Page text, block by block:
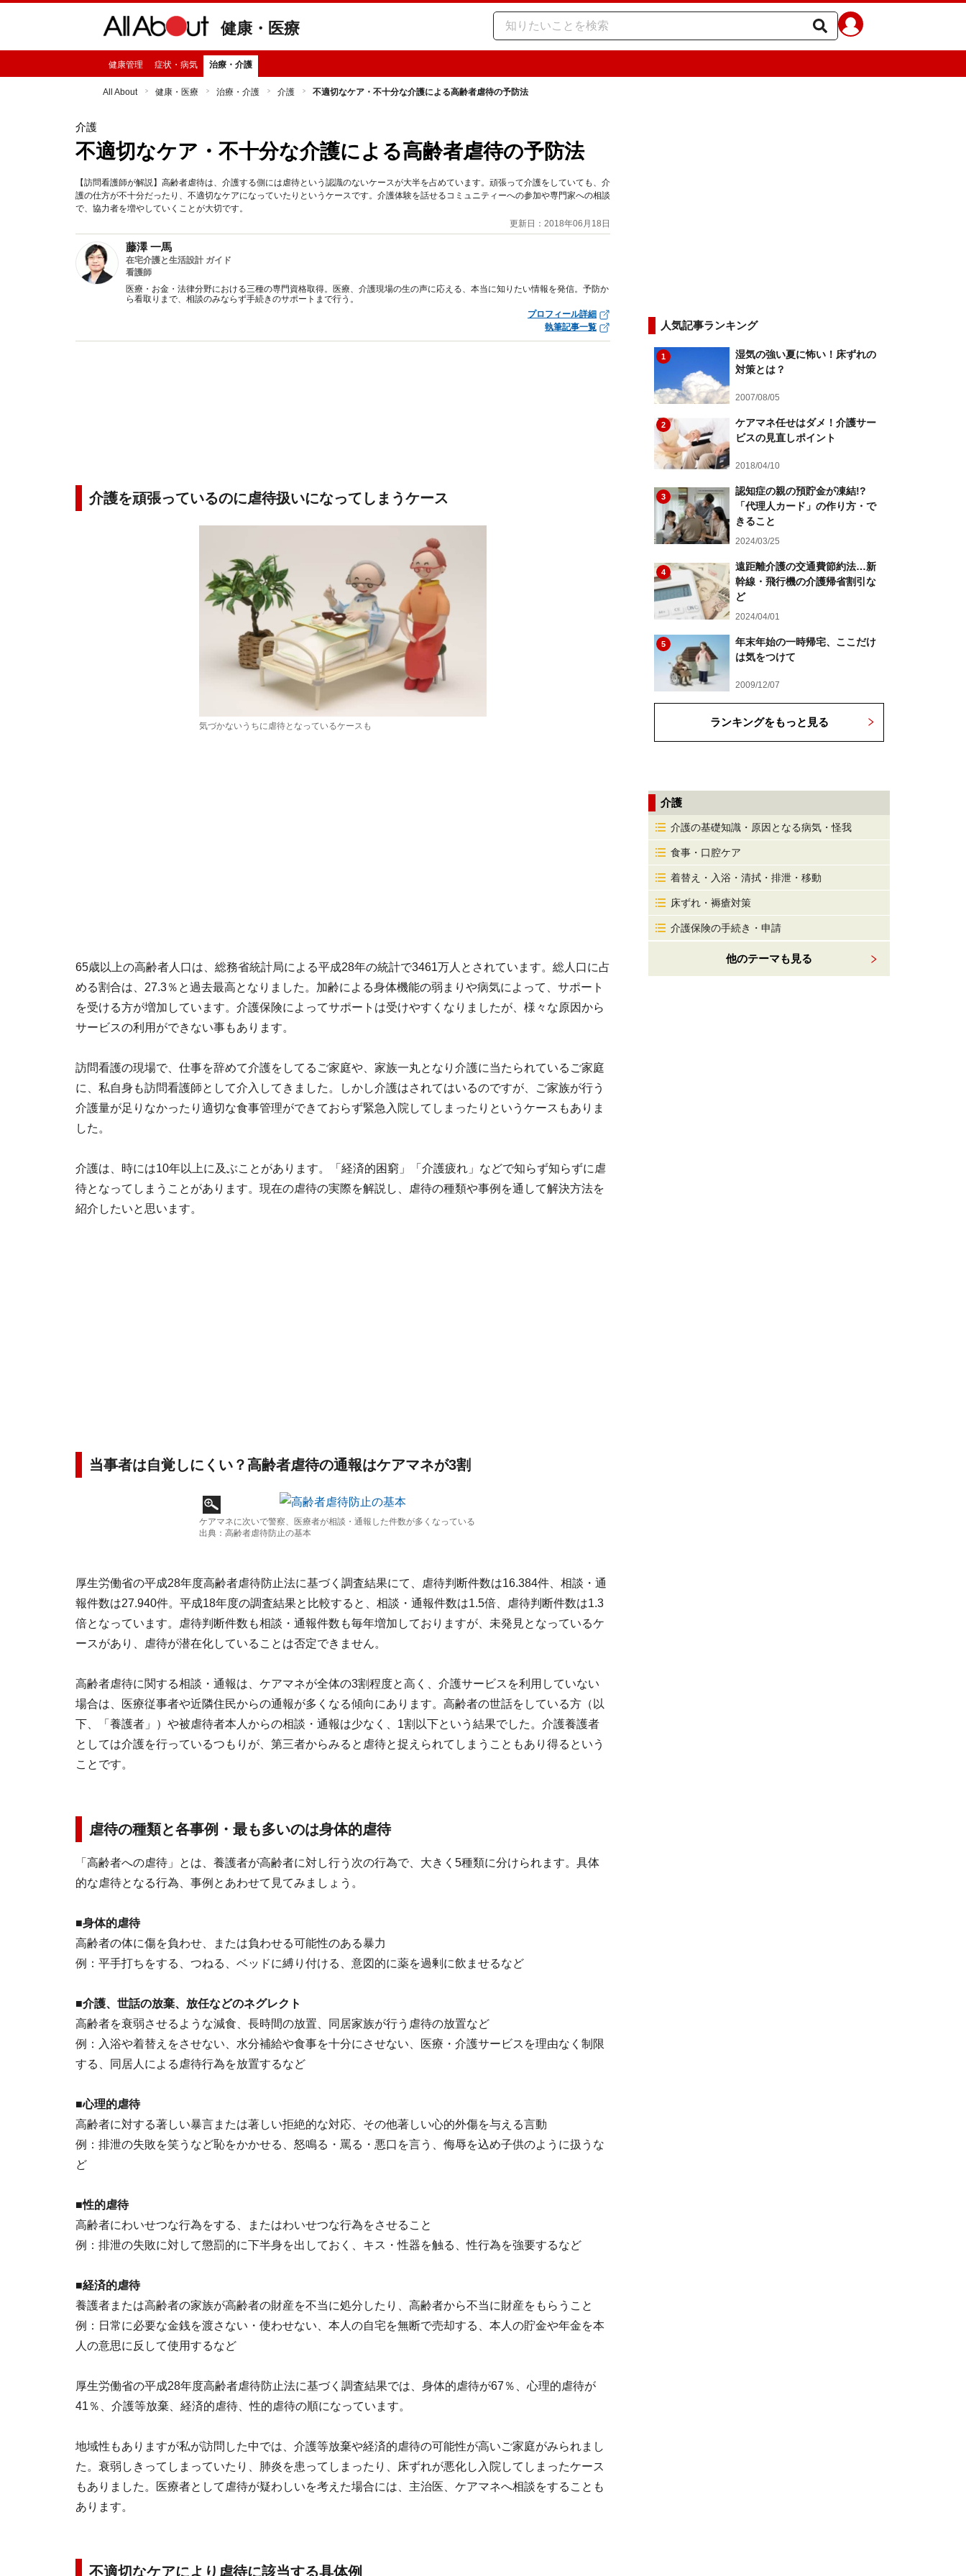
健康・医療
健康管理 症状・病気 治療・介護
All About 健康・医療 治療・介護 介護 不適切なケア・不十分な介護による高齢者虐待の予防法
介護
不適切なケア・不十分な介護による高齢者虐待の予防法
【訪問看護師が解説】高齢者虐待は、介護する側には虐待という認識のないケースが大半を占めています。頑張って介護をしていても、介
護の仕方が不十分だったり、不適切なケアになっていたりというケースです。介護体験を話せるコミュニティーへの参加や専門家への相談
で、協力者を増やしていくことが大切です。
更新日：2018年06月18日
藤澤 一馬
在宅介護と生活設計 ガイド
看護師
医療・お金・法律分野における三種の専門資格取得。医療、介護現場の生の声に応える、本当に知りたい情報を発信。予防か
ら看取りまで、相談のみならず手続きのサポートまで行う。
プロフィール詳細
執筆記事一覧
介護を頑張っているのに虐待扱いになってしまうケース
気づかないうちに虐待となっているケースも
65歳以上の高齢者人口は、総務省統計局による平成28年の統計で3461万人とされています。総人口に占
める割合は、27.3％と過去最高となりました。加齢による身体機能の弱まりや病気によって、サポート
を受ける方が増加しています。介護保険によってサポートは受けやすくなりましたが、様々な原因から
サービスの利用ができない事もあります。
訪問看護の現場で、仕事を辞めて介護をしてるご家庭や、家族一丸となり介護に当たられているご家庭
に、私自身も訪問看護師として介入してきました。しかし介護はされてはいるのですが、ご家族が行う
介護量が足りなかったり適切な食事管理ができておらず緊急入院してしまったりというケースもありま
した。
介護は、時には10年以上に及ぶことがあります。「経済的困窮」「介護疲れ」などで知らず知らずに虐
待となってしまうことがあります。現在の虐待の実際を解説し、虐待の種類や事例を通して解決方法を
紹介したいと思います。
当事者は自覚しにくい？高齢者虐待の通報はケアマネが3割
ケアマネに次いで警察、医療者が相談・通報した件数が多くなっている
出典：高齢者虐待防止の基本
厚生労働省の平成28年度高齢者虐待防止法に基づく調査結果にて、虐待判断件数は16.384件、相談・通
報件数は27.940件。平成18年度の調査結果と比較すると、相談・通報件数は1.5倍、虐待判断件数は1.3
倍となっています。虐待判断件数も相談・通報件数も毎年増加しておりますが、未発見となっているケ
ースがあり、虐待が潜在化していることは否定できません。
高齢者虐待に関する相談・通報は、ケアマネが全体の3割程度と高く、介護サービスを利用していない
場合は、医療従事者や近隣住民からの通報が多くなる傾向にあります。高齢者の世話をしている方（以
下、「養護者」）や被虐待者本人からの相談・通報は少なく、1割以下という結果でした。介護養護者
としては介護を行っているつもりが、第三者からみると虐待と捉えられてしまうこともあり得るという
ことです。
虐待の種類と各事例・最も多いのは身体的虐待
「高齢者への虐待」とは、養護者が高齢者に対し行う次の行為で、大きく5種類に分けられます。具体
的な虐待となる行為、事例とあわせて見てみましょう。
■身体的虐待
高齢者の体に傷を負わせ、または負わせる可能性のある暴力
例：平手打ちをする、つねる、ベッドに縛り付ける、意図的に薬を過剰に飲ませるなど
■介護、世話の放棄、放任などのネグレクト
高齢者を衰弱させるような減食、長時間の放置、同居家族が行う虐待の放置など
例：入浴や着替えをさせない、水分補給や食事を十分にさせない、医療・介護サービスを理由なく制限
する、同居人による虐待行為を放置するなど
■心理的虐待
高齢者に対する著しい暴言または著しい拒絶的な対応、その他著しい心的外傷を与える言動
例：排泄の失敗を笑うなど恥をかかせる、怒鳴る・罵る・悪口を言う、侮辱を込め子供のように扱うな
ど
■性的虐待
高齢者にわいせつな行為をする、またはわいせつな行為をさせること
例：排泄の失敗に対して懲罰的に下半身を出しておく、キス・性器を触る、性行為を強要するなど
■経済的虐待
養護者または高齢者の家族が高齢者の財産を不当に処分したり、高齢者から不当に財産をもらうこと
例：日常に必要な金銭を渡さない・使わせない、本人の自宅を無断で売却する、本人の貯金や年金を本
人の意思に反して使用するなど
厚生労働省の平成28年度高齢者虐待防止法に基づく調査結果では、身体的虐待が67％、心理的虐待が
41％、介護等放棄、経済的虐待、性的虐待の順になっています。
地域性もありますが私が訪問した中では、介護等放棄や経済的虐待の可能性が高いご家庭がみられまし
た。衰弱しきってしまっていたり、肺炎を患ってしまったり、床ずれが悪化し入院してしまったケース
もありました。医療者として虐待が疑わしいを考えた場合には、主治医、ケアマネへ相談をすることも
あります。
不適切なケアにより虐待に該当する具体例
人気記事ランキング
1
湿気の強い夏に怖い！床ずれの
対策とは？
2007/08/05
2
ケアマネ任せはダメ！介護サー
ビスの見直しポイント
2018/04/10
3
認知症の親の預貯金が凍結!?
「代理人カード」の作り方・で
きること
2024/03/25
4
遠距離介護の交通費節約法…新
幹線・飛行機の介護帰省割引な
ど
2024/04/01
5
年末年始の一時帰宅、ここだけ
は気をつけて
2009/12/07
ランキングをもっと見る
介護
介護の基礎知識・原因となる病気・怪我
食事・口腔ケア
着替え・入浴・清拭・排泄・移動
床ずれ・褥瘡対策
介護保険の手続き・申請
他のテーマも見る